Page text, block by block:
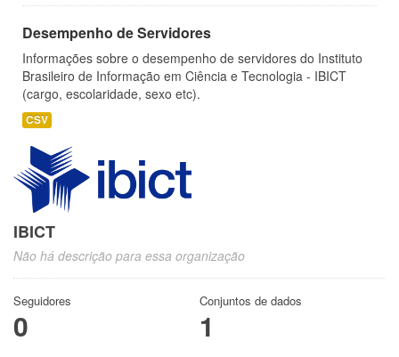
Desempenho de Servidores
Informações sobre o desempenho de servidores do Instituto
Brasileiro de Informação em Ciência e Tecnologia - IBICT
(cargo, escolaridade, sexo etc).
CSV
IBICT
Não há descrição para essa organização
Seguidores
0
Conjuntos de dados
1